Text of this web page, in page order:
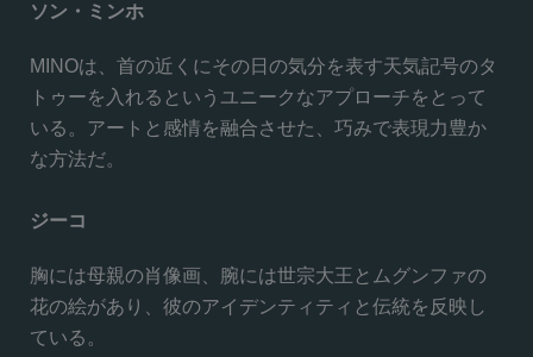
ソン・ミンホ
MINOは、首の近くにその日の気分を表す天気記号のタ
トゥーを入れるというユニークなアプローチをとって
いる。アートと感情を融合させた、巧みで表現力豊か
な方法だ。
ジーコ
胸には母親の肖像画、腕には世宗大王とムグンファの
花の絵があり、彼のアイデンティティと伝統を反映し
ている。